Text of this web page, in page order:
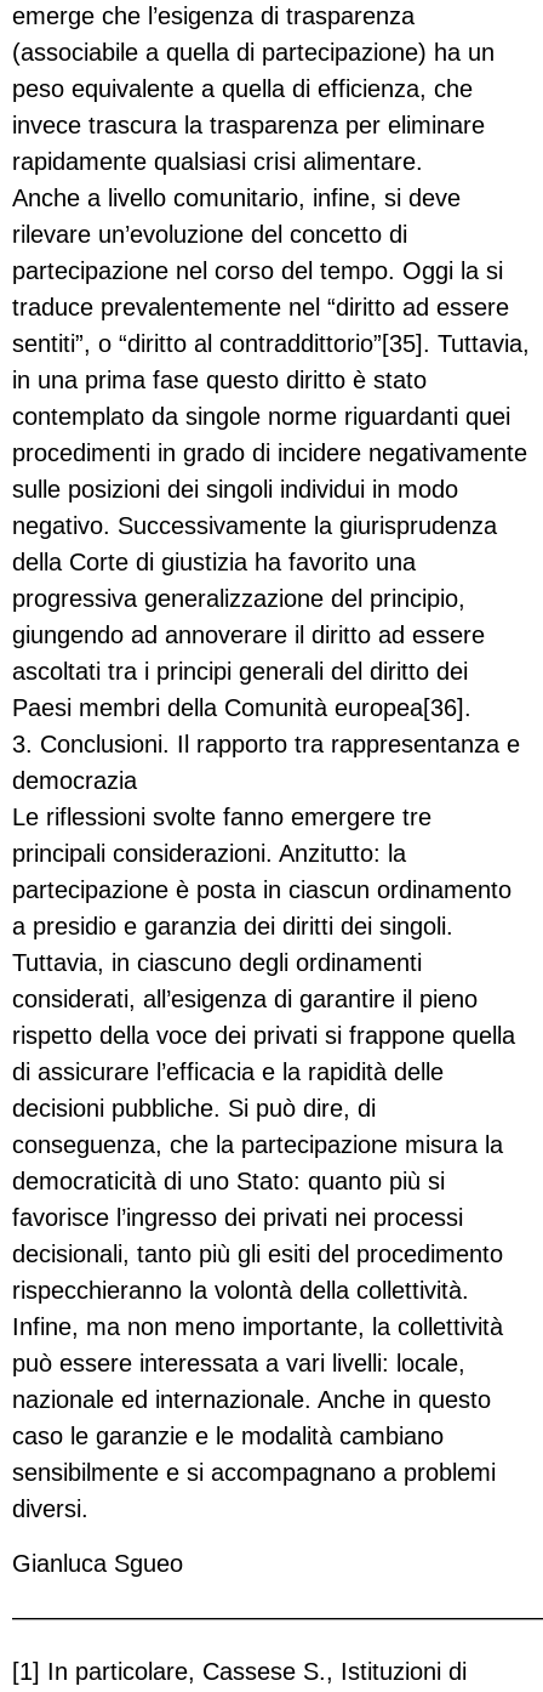
emerge che l’esigenza di trasparenza
(associabile a quella di partecipazione) ha un
peso equivalente a quella di efficienza, che
invece trascura la trasparenza per eliminare
rapidamente qualsiasi crisi alimentare.
Anche a livello comunitario, infine, si deve
rilevare un’evoluzione del concetto di
partecipazione nel corso del tempo. Oggi la si
traduce prevalentemente nel “diritto ad essere
sentiti”, o “diritto al contraddittorio”[35]. Tuttavia,
in una prima fase questo diritto è stato
contemplato da singole norme riguardanti quei
procedimenti in grado di incidere negativamente
sulle posizioni dei singoli individui in modo
negativo. Successivamente la giurisprudenza
della Corte di giustizia ha favorito una
progressiva generalizzazione del principio,
giungendo ad annoverare il diritto ad essere
ascoltati tra i principi generali del diritto dei
Paesi membri della Comunità europea[36].
3. Conclusioni. Il rapporto tra rappresentanza e
democrazia
Le riflessioni svolte fanno emergere tre
principali considerazioni. Anzitutto: la
partecipazione è posta in ciascun ordinamento
a presidio e garanzia dei diritti dei singoli.
Tuttavia, in ciascuno degli ordinamenti
considerati, all’esigenza di garantire il pieno
rispetto della voce dei privati si frappone quella
di assicurare l’efficacia e la rapidità delle
decisioni pubbliche. Si può dire, di
conseguenza, che la partecipazione misura la
democraticità di uno Stato: quanto più si
favorisce l’ingresso dei privati nei processi
decisionali, tanto più gli esiti del procedimento
rispecchieranno la volontà della collettività.
Infine, ma non meno importante, la collettività
può essere interessata a vari livelli: locale,
nazionale ed internazionale. Anche in questo
caso le garanzie e le modalità cambiano
sensibilmente e si accompagnano a problemi
diversi.
Gianluca Sgueo
[1] In particolare, Cassese S., Istituzioni di